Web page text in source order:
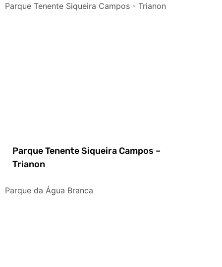
Parque Tenente Siqueira Campos - Trianon
Parque Tenente Siqueira Campos –
Trianon
Parque da Água Branca